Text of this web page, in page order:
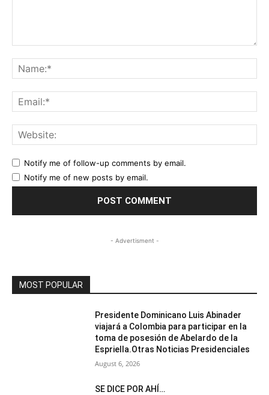
Notify me of follow-up comments by email.
Notify me of new posts by email.
- Advertisment -
MOST POPULAR
Presidente Dominicano Luis Abinader
viajará a Colombia para participar en la
toma de posesión de Abelardo de la
Espriella.Otras Noticias Presidenciales
August 6, 2026
SE DICE POR AHÍ…